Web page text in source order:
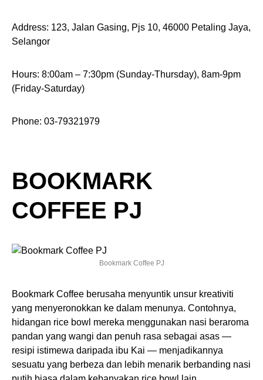
Address: 123, Jalan Gasing, Pjs 10, 46000 Petaling Jaya,
Selangor
Hours: 8:00am – 7:30pm (Sunday-Thursday), 8am-9pm
(Friday-Saturday)
Phone: 03-79321979
BOOKMARK
COFFEE PJ
Bookmark Coffee PJ
Bookmark Coffee berusaha menyuntik unsur kreativiti
yang menyeronokkan ke dalam menunya. Contohnya,
hidangan rice bowl mereka menggunakan nasi beraroma
pandan yang wangi dan penuh rasa sebagai asas —
resipi istimewa daripada ibu Kai — menjadikannya
sesuatu yang berbeza dan lebih menarik berbanding nasi